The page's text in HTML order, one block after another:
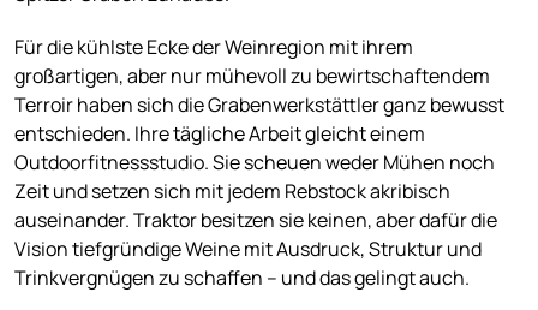
Für die kühlste Ecke der Weinregion mit ihrem
großartigen, aber nur mühevoll zu bewirtschaftendem
Terroir haben sich die Grabenwerkstättler ganz bewusst
entschieden. Ihre tägliche Arbeit gleicht einem
Outdoorfitnessstudio. Sie scheuen weder Mühen noch
Zeit und setzen sich mit jedem Rebstock akribisch
auseinander. Traktor besitzen sie keinen, aber dafür die
Vision tiefgründige Weine mit Ausdruck, Struktur und
Trinkvergnügen zu schaffen – und das gelingt auch.